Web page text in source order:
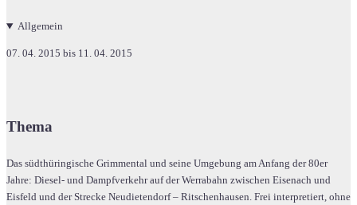
Allgemein
07. 04. 2015 bis 11. 04. 2015
Thema
Das südthüringische Grimmental und seine Umgebung am Anfang der 80er
Jahre: Diesel- und Dampfverkehr auf der Werrabahn zwischen Eisenach und
Eisfeld und der Strecke Neudietendorf – Ritschenhausen. Frei interpretiert, ohne